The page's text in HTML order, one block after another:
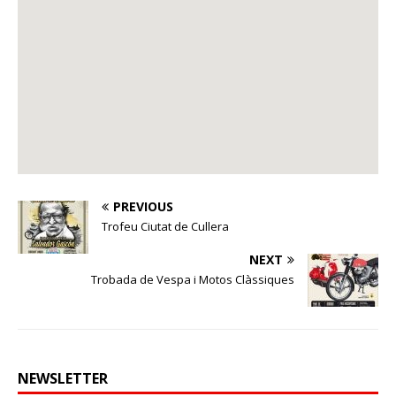
PREVIOUS
Trofeu Ciutat de Cullera
NEXT
Trobada de Vespa i Motos Clàssiques
NEWSLETTER